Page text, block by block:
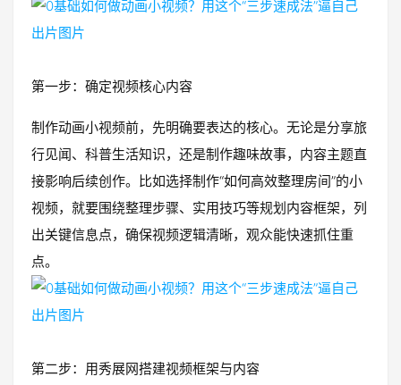
第一步：确定视频核心内容
制作动画小视频前，先明确要表达的核心。无论是分享旅
行见闻、科普生活知识，还是制作趣味故事，内容主题直
接影响后续创作。比如选择制作“如何高效整理房间”的小
视频，就要围绕整理步骤、实用技巧等规划内容框架，列
出关键信息点，确保视频逻辑清晰，观众能快速抓住重
点。
第二步：用秀展网搭建视频框架与内容